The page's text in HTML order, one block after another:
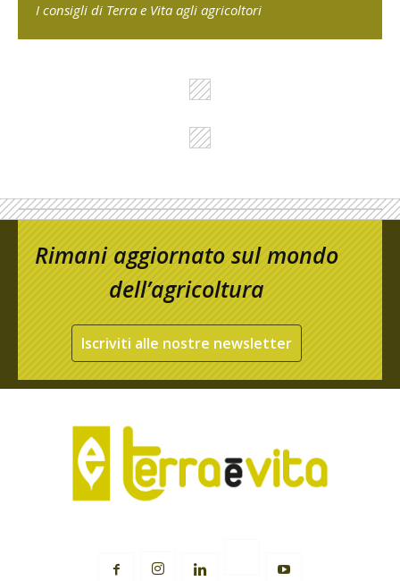
I consigli di Terra e Vita agli agricoltori
Rimani aggiornato sul mondo
dell’agricoltura
Iscriviti alle nostre newsletter